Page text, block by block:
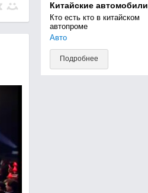
Китайские автомобили
Кто есть кто в китайском
автопроме
Авто
Подробнее